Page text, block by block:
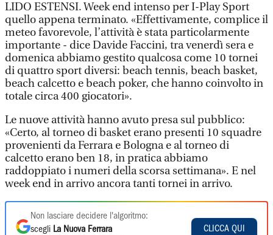
LIDO ESTENSI. Week end intenso per I-Play Sport
quello appena terminato. «Effettivamente, complice il
meteo favorevole, l’attività è stata particolarmente
importante - dice Davide Faccini, tra venerdì sera e
domenica abbiamo gestito qualcosa come 10 tornei
di quattro sport diversi: beach tennis, beach basket,
beach calcetto e beach poker, che hanno coinvolto in
totale circa 400 giocatori».
Le nuove attività hanno avuto presa sul pubblico:
«Certo, al torneo di basket erano presenti 10 squadre
provenienti da Ferrara e Bologna e al torneo di
calcetto erano ben 18, in pratica abbiamo
raddoppiato i numeri della scorsa settimana». E nel
week end in arrivo ancora tanti tornei in arrivo.
Non lasciare decidere l'algoritmo:
scegli La Nuova Ferrara
CLICCA QUI